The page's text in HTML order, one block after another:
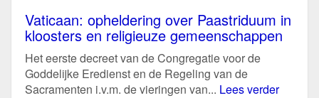
Vaticaan: opheldering over Paastriduum in
kloosters en religieuze gemeenschappen
Het eerste decreet van de Congregatie voor de
Goddelijke Eredienst en de Regeling van de
Sacramenten i.v.m. de vieringen van... Lees verder